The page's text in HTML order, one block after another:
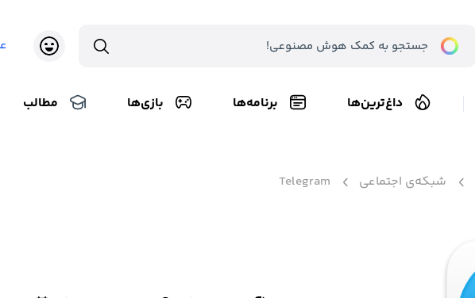
داغ‌ترین‌ها برنامه‌ها بازی‌ها مطالب
شبکه‌ی اجتماعی Telegram